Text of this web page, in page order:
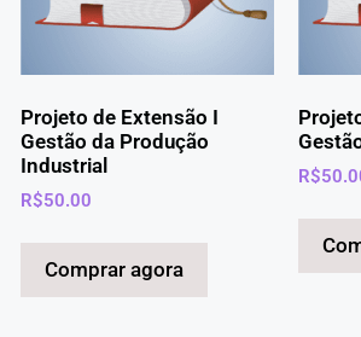
Projeto de Extensão I
Gestão da Produção
Industrial
R$50.00
Comprar agora
R$